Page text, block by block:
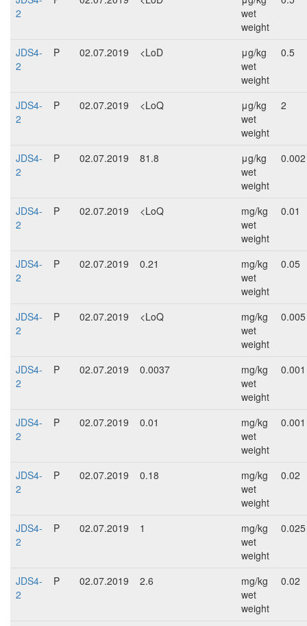
2
wet
weight
JDS4-
2
P 02.07.2019 <LoD
μg/kg
wet
weight
0.5
JDS4-
2
P 02.07.2019 <LoQ
μg/kg
wet
weight
2
JDS4-
2
P 02.07.2019 81.8
μg/kg
wet
weight
0.002
JDS4-
2
P 02.07.2019 <LoQ
mg/kg
wet
weight
0.01
JDS4-
2
P 02.07.2019 0.21
mg/kg
wet
weight
0.05
JDS4-
2
P 02.07.2019 <LoQ
mg/kg
wet
weight
0.005
JDS4-
2
P 02.07.2019 0.0037
mg/kg
wet
weight
0.001
JDS4-
2
P 02.07.2019 0.01
mg/kg
wet
weight
0.001
JDS4-
2
P 02.07.2019 0.18
mg/kg
wet
weight
0.02
JDS4-
2
P 02.07.2019 1
mg/kg
wet
weight
0.025
JDS4-
2
P 02.07.2019 2.6
mg/kg
wet
weight
0.02